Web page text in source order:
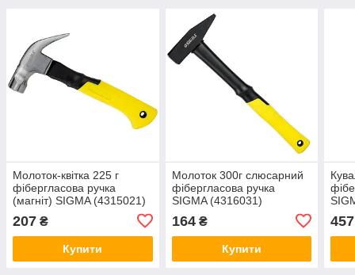
Молоток-квітка 225 г
фібергласова ручка
(магніт) SIGMA (4315021)
207 ₴
Купити
Молоток 300г слюсарний
фібергласова ручка
SIGMA (4316031)
164₴
Купити
457